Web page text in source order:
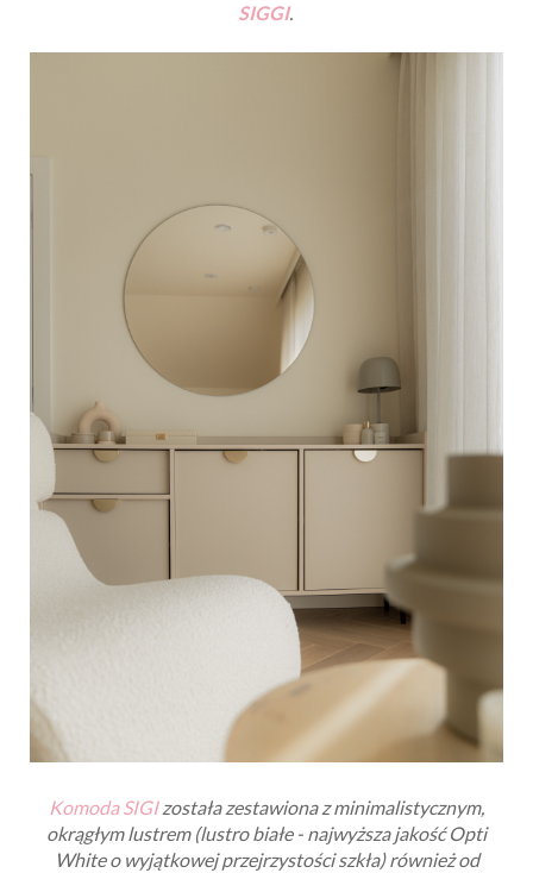
SIGGI.
Komoda SIGIzostała zestawiona z minimalistycznym,
okrągłym lustrem (lustro białe - najwyższa jakość Opti
White o wyjątkowej przejrzystości szkła) również od